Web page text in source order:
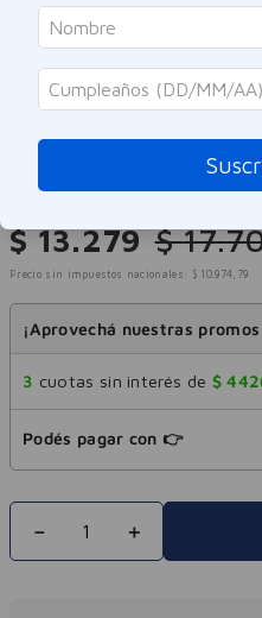
Nivea
Leche y Tónico
2 en 1 Nivea
Referencia:-311944
$ 13.279 $ 17.
Precio sin impuestos nacionales: $ 10.974, 79
¡Aprovechá nuestras
3 cuotas sin interés de $
Podés pagar con 👉
＋
－